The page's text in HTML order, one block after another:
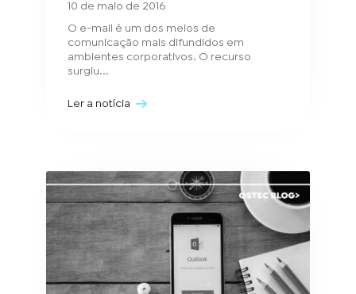
10 de maio de 2016
O e-mail é um dos meios de
comunicação mais difundidos em
ambientes corporativos. O recurso
surgiu...
Ler a notícia